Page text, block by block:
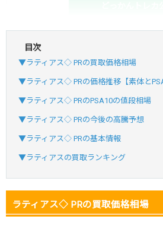
おりパンダ
・新規登録で6種類アド確
SVGC7P コー
オリパスタジアム
・atone・ペイディ対応！
オリパスタジアム
目次
▼ラティアス◇ PRの買取価格相場
▼ラティアス◇ PRの価格推移【素体と
▼ラティアス◇ PRのPSA10の値段相場
▼ラティアス◇ PRの今後の高騰予想
▼ラティアス◇ PRの基本情報
▼ラティアスの買取ランキング
ラティアス◇ PRの買取価格相場